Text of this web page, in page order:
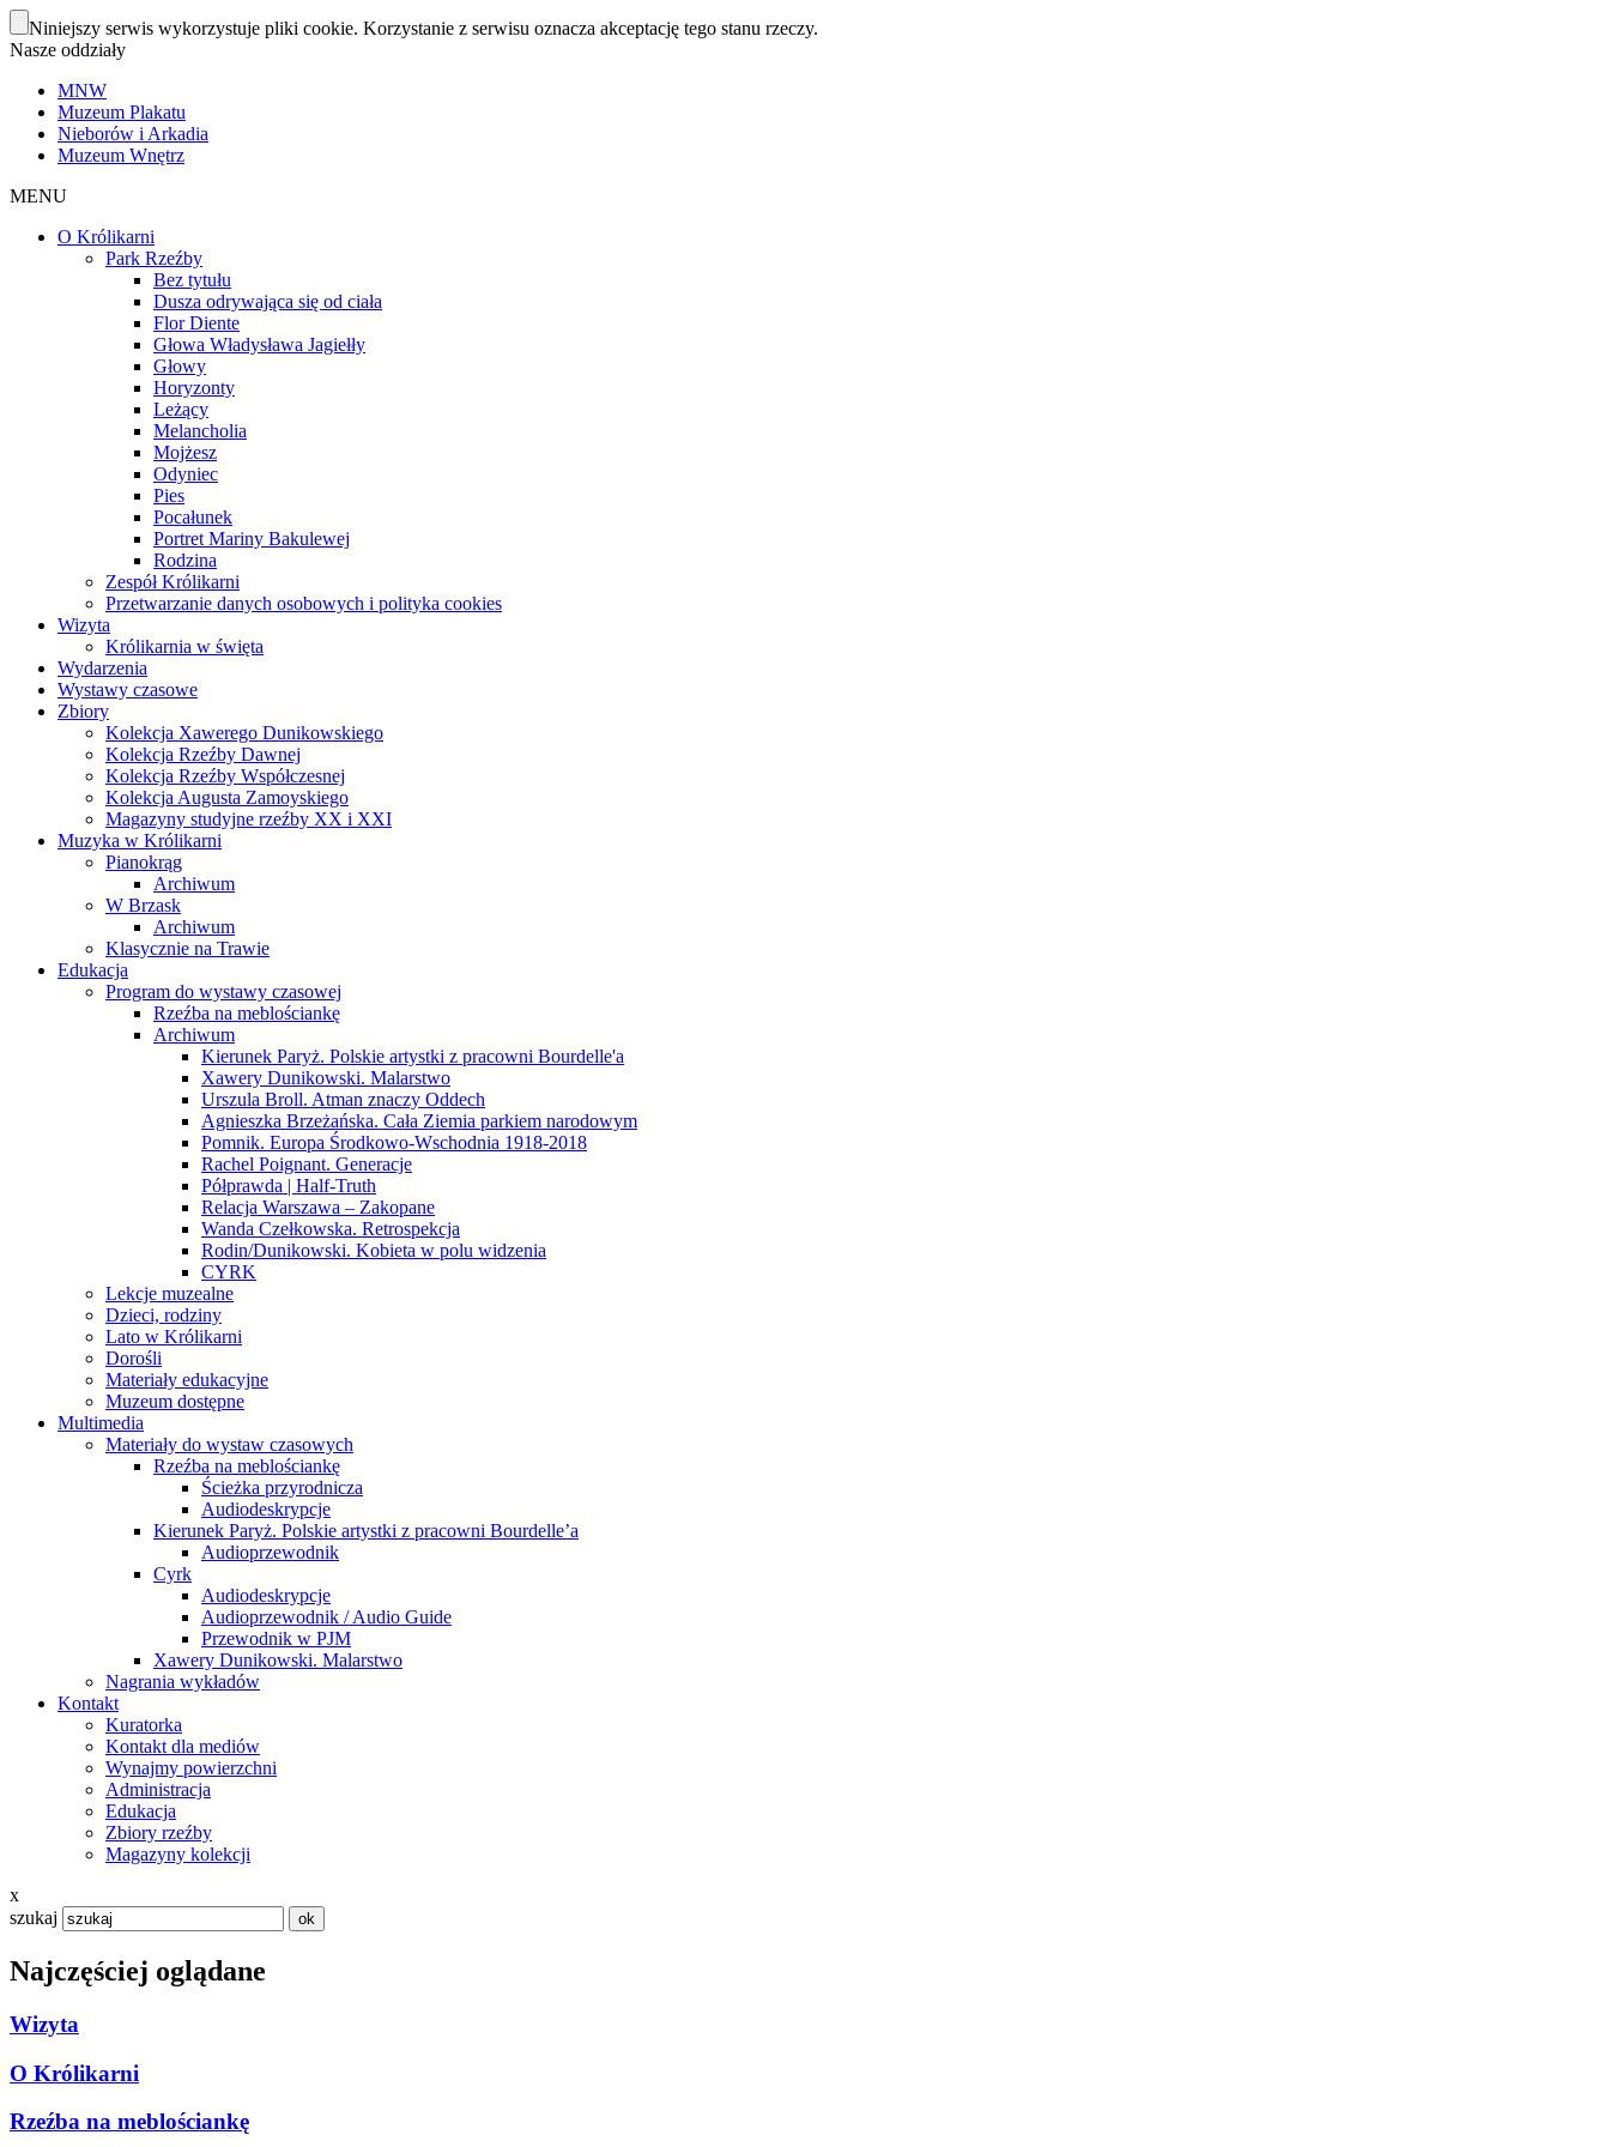
Niniejszy serwis wykorzystuje pliki cookie. Korzystanie z serwisu oznacza akceptację tego stanu rzeczy.
Nasze oddziały
MNW
Muzeum Plakatu
Nieborów i Arkadia
Muzeum Wnętrz
MENU
O Królikarni
Park Rzeźby
Bez tytułu
Dusza odrywająca się od ciała
Flor Diente
Głowa Władysława Jagiełły
Głowy
Horyzonty
Leżący
Melancholia
Mojżesz
Odyniec
Pies
Pocałunek
Portret Mariny Bakulewej
Rodzina
Zespół Królikarni
Przetwarzanie danych osobowych i polityka cookies
Wizyta
Królikarnia w święta
Wydarzenia
Wystawy czasowe
Zbiory
Kolekcja Xawerego Dunikowskiego
Kolekcja Rzeźby Dawnej
Kolekcja Rzeźby Współczesnej
Kolekcja Augusta Zamoyskiego
Magazyny studyjne rzeźby XX i XXI
Muzyka w Królikarni
Pianokrąg
Archiwum
W Brzask
Archiwum
Klasycznie na Trawie
Edukacja
Program do wystawy czasowej
Rzeźba na meblościankę
Archiwum
Kierunek Paryż. Polskie artystki z pracowni Bourdelle'a
Xawery Dunikowski. Malarstwo
Urszula Broll. Atman znaczy Oddech
Agnieszka Brzeżańska. Cała Ziemia parkiem narodowym
Pomnik. Europa Środkowo-Wschodnia 1918-2018
Rachel Poignant. Generacje
Półprawda | Half-Truth
Relacja Warszawa – Zakopane
Wanda Czełkowska. Retrospekcja
Rodin/Dunikowski. Kobieta w polu widzenia
CYRK
Lekcje muzealne
Dzieci, rodziny
Lato w Królikarni
Dorośli
Materiały edukacyjne
Muzeum dostępne
Multimedia
Materiały do wystaw czasowych
Rzeźba na meblościankę
Ścieżka przyrodnicza
Audiodeskrypcje
Kierunek Paryż. Polskie artystki z pracowni Bourdelle’a
Audioprzewodnik
Cyrk
Audiodeskrypcje
Audioprzewodnik / Audio Guide
Przewodnik w PJM
Xawery Dunikowski. Malarstwo
Nagrania wykładów
Kontakt
Kuratorka
Kontakt dla mediów
Wynajmy powierzchni
Administracja
Edukacja
Zbiory rzeźby
Magazyny kolekcji
x
szukaj
Najczęściej oglądane
Wizyta
O Królikarni
Rzeźba na meblościankę